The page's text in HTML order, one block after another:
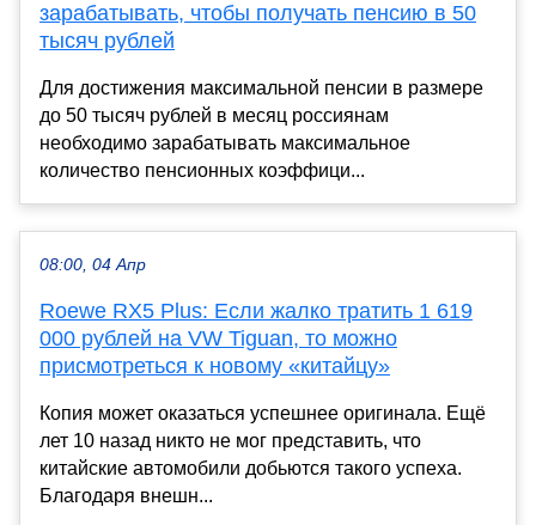
зарабатывать, чтобы получать пенсию в 50
тысяч рублей
Для достижения максимальной пенсии в размере
до 50 тысяч рублей в месяц россиянам
необходимо зарабатывать максимальное
количество пенсионных коэффици...
08:00, 04 Апр
Roewe RX5 Plus: Если жалко тратить 1 619
000 рублей на VW Tiguan, то можно
присмотреться к новому «китайцу»
Копия может оказаться успешнее оригинала. Ещё
лет 10 назад никто не мог представить, что
китайские автомобили добьются такого успеха.
Благодаря внешн...